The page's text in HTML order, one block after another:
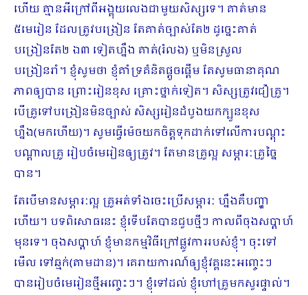
ហើយ គ្មានអីក្រៅពីអង្គុយលេងជាមួយសិស្សទេ។ គាត់មាន
៥មេរៀន ដែលត្រូវបង្រៀន តែគាត់ច្បាស់តែ២ ដូច្នេះគាត់
បង្រៀនតែ២ ឯ៣ ទៀតហ្នឹង គាត់(រំលង) ឬមិនស្រួល
បង្រៀនរាំ។ ខ្ញុំសូមថា ខ្ញុំគាំទ្រគំនិតផ្ដួចផ្ដើម តែសូមធានាគុណ
ភាពឲ្យបាន ព្រោះរៀនខុស គ្រោះថ្នាក់ទៀត។ សិស្សត្រូវជឿគ្រូ។
បើគ្រូទៅបង្រៀនមិនច្បាស់ សិស្សរៀនដំបូងយកក្បួនខុស
ហ្នឹង(មកហើយ)។ សូមធ្វើម៉េចយកចិត្តទុកដាក់ទៅលើការបណ្ដុះ
បណ្ដាលគ្រូ រៀបចំមេរៀនឲ្យត្រូវ។ តែមានគ្រូល្អ សម្ភារៈគ្រូច្នៃ
បាន។
តែបើមានសម្ភារៈល្អ គ្រូអត់ទាំងចេះប្រើសម្ភារៈ ហ្នឹងគឺបញ្ហា
ហើយ។ បទពិសោធនេះ ខ្ញុំទើបតែបានជួបថ្មីៗ កាលពីចុងសប្ដាហ៍
មុនទេ។ ចុងសប្ដាហ៍ ខ្ញុំមានកម្មវិធីក្រៅផ្លូវការរបស់ខ្ញុំ។ ចុះទៅ
មើល ទៅឆ្មក់(តាមដាន)។ គេរាយការណ៍ឲ្យខ្ញុំវគ្គនេះអញ្ចេះៗ
បានរៀបចំមេរៀនថ្មីអញ្ចេះៗ។ ខ្ញុំទៅដល់ ខ្ញុំហៅគ្រូមកសួរផ្ទាល់។